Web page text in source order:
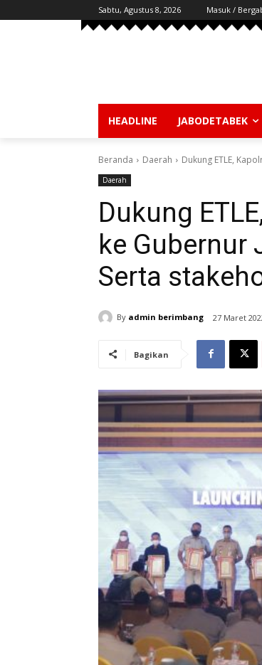
Sabtu, Agustus 8, 2026 Masuk /
HEADLINE JABODETABEK
Beranda Daerah Dukung ETLE,
Daerah
Dukung
ke Gubernur
Serta
By admin berimbang 27 Maret
Bagikan